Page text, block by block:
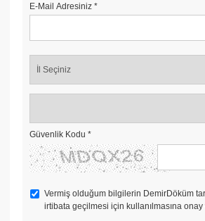
E-Mail Adresiniz*
Güvenlik Kodu*
Vermiş olduğum bilgilerin DemirDöküm
irtibata geçilmesi için kullanılmasına